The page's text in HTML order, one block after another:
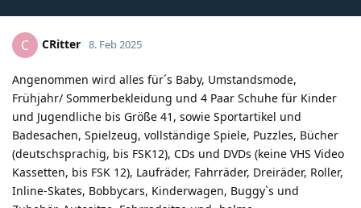
C CRitter 8. Feb 2025
Angenommen wird alles für´s Baby, Umstandsmode,
Frühjahr/ Sommerbekleidung und 4 Paar Schuhe für Kinder
und Jugendliche bis Größe 41, sowie Sportartikel und
Badesachen, Spielzeug, vollständige Spiele, Puzzles, Bücher
(deutschsprachig, bis FSK12), CDs und DVDs (keine VHS Video
Kassetten, bis FSK 12), Laufräder, Fahrräder, Dreiräder, Roller,
Inline-Skates, Bobbycars, Kinderwagen, Buggy`s und